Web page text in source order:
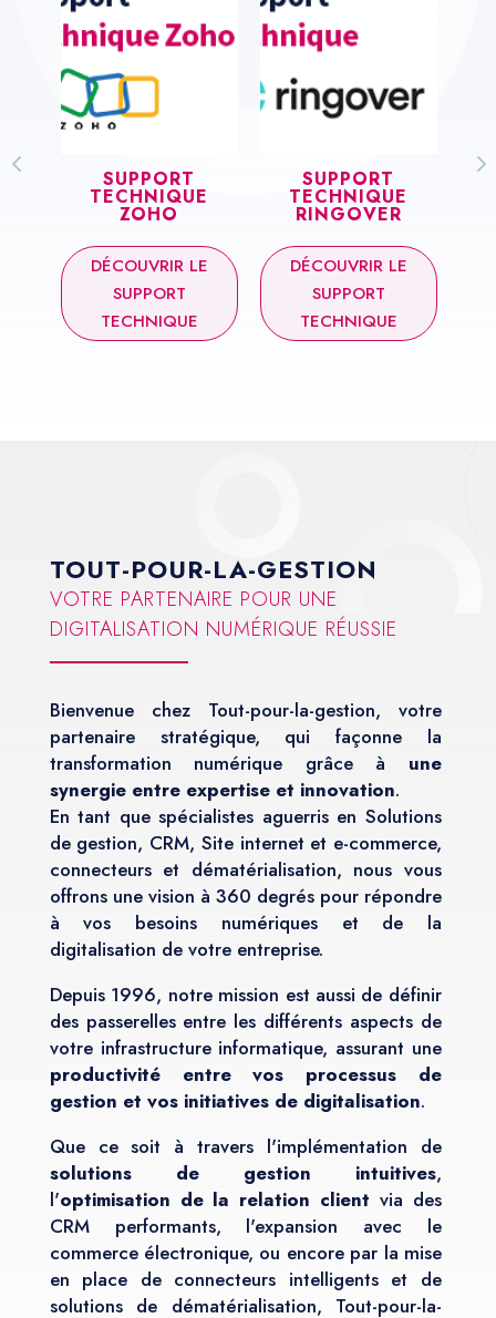
SUPPORT
TECHNIQUE
ZOHO
DÉCOUVRIR LE
SUPPORT
TECHNIQUE
SUPPORT
TECHNIQUE
RINGOVER
DÉCOUVRIR LE
SUPPORT
TECHNIQUE
TOUT-POUR-LA-GESTION
VOTRE PARTENAIRE POUR UNE
DIGITALISATION NUMÉRIQUE RÉUSSIE
Bienvenue chez Tout-pour-la-gestion, votre
partenaire stratégique, qui façonne la
transformation numérique grâce à une
synergie entre expertise et innovation.
En tant que spécialistes aguerris en Solutions
de gestion, CRM, Site internet et e-commerce,
connecteurs et dématérialisation, nous vous
offrons une vision à 360 degrés pour répondre
à vos besoins numériques et de la
digitalisation de votre entreprise.
Depuis 1996, notre mission est aussi de définir
des passerelles entre les différents aspects de
votre infrastructure informatique, assurant une
productivité entre vos processus de
gestion et vos initiatives de digitalisation.
Que ce soit à travers l'implémentation de
solutions de gestion intuitives,
l'optimisation de la relation client via des
CRM performants, l'expansion avec le
commerce électronique, ou encore par la mise
en place de connecteurs intelligents et de
solutions de dématérialisation, Tout-pour-la-